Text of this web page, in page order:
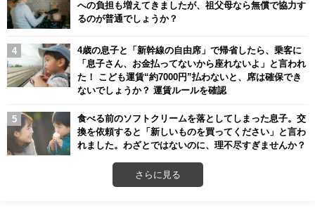
への負担も増えてきましたが、祖父母なら無償で協力す
るのが普通でしょうか？
4歳の息子と「新幹線の自由席」で帰省したら、乗客に
「息子さん、お金払ってないから座れないよ」と言われ
た！ こども運賃“約7000円”払わないと、席は確保でき
ないでしょうか？ 運賃ルールを確認
食べる前のソフトクリームを落としてしまった息子。交
換を依頼すると「新しいものを買ってください」と言わ
れました。わざとではないのに、理不尽すぎませんか？
さらに見る